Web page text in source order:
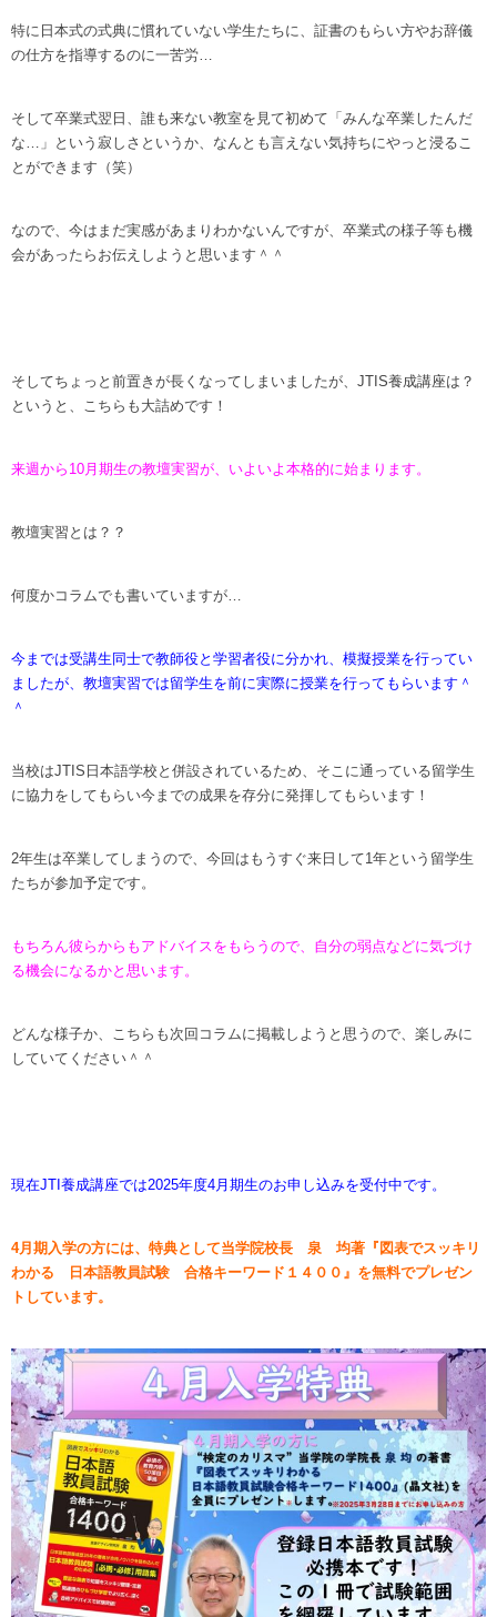
特に日本式の式典に慣れていない学生たちに、証書のもらい方やお辞儀
の仕方を指導するのに一苦労…
そして卒業式翌日、誰も来ない教室を見て初めて「みんな卒業したんだ
な…」という寂しさというか、なんとも言えない気持ちにやっと浸るこ
とができます（笑）
なので、今はまだ実感があまりわかないんですが、卒業式の様子等も機
会があったらお伝えしようと思います＾＾
そしてちょっと前置きが長くなってしまいましたが、JTIS養成講座は？
というと、こちらも大詰めです！
来週から10月期生の教壇実習が、いよいよ本格的に始まります。
教壇実習とは？？
何度かコラムでも書いていますが…
今までは受講生同士で教師役と学習者役に分かれ、模擬授業を行ってい
ましたが、教壇実習では留学生を前に実際に授業を行ってもらいます＾
＾
当校はJTIS日本語学校と併設されているため、そこに通っている留学生
に協力をしてもらい今までの成果を存分に発揮してもらいます！
2年生は卒業してしまうので、今回はもうすぐ来日して1年という留学生
たちが参加予定です。
もちろん彼らからもアドバイスをもらうので、自分の弱点などに気づけ
る機会になるかと思います。
どんな様子か、こちらも次回コラムに掲載しようと思うので、楽しみに
していてください＾＾
現在JTI養成講座では2025年度4月期生のお申し込みを受付中です。
4月期入学の方には、特典として当学院校長 泉 均著『図表でスッキリ
わかる 日本語教員試験 合格キーワード１４００』を無料でプレゼン
トしています。